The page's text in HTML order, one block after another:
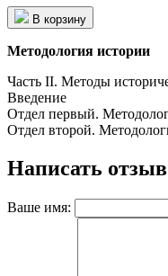
В корзину
Методология истории
Часть II. Методы
Введение
Отдел первый.
Отдел второй.
Написать отзыв
Ваше имя: